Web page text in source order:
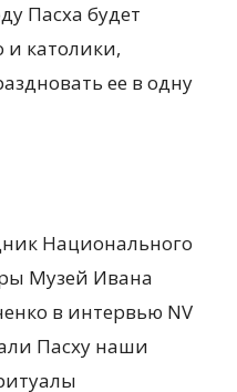
Пасха будет
и католики,
ее в одну
Национального
Музей Ивана
в интервью NV
Пасху наши